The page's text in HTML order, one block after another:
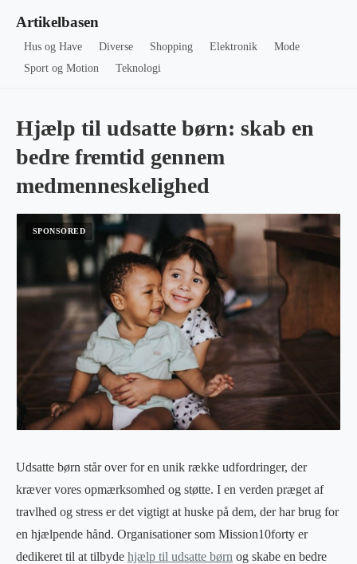
Artikelbasen
Hus og Have Diverse Shopping Elektronik
Mode
Sport og Motion
Teknologi
Hjælp til udsatte børn: skab en
bedre fremtid gennem
medmenneskelighed
Udsatte børn står over for en unik række udfordringer, der
kræver vores opmærksomhed og støtte. I en verden præget af
travlhed og stress er det vigtigt at huske på dem, der har brug for
en hjælpende hånd. Organisationer som Mission10forty er
dedikeret til at tilbyde hjælp til udsatte børn og skabe en bedre